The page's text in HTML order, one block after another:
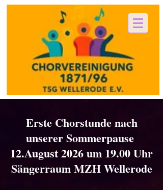
Erste Chorstunde nach
unserer Sommerpause
12.August 2026 um 19.00 Uhr
Sängerraum MZH Wellerode